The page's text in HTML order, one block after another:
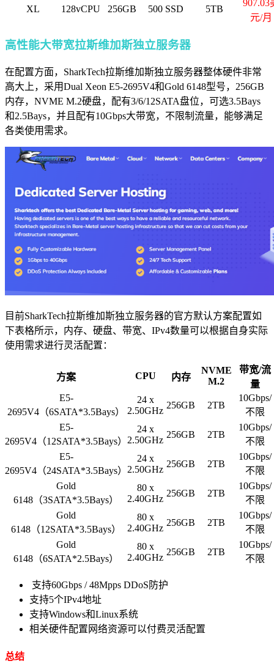
XL 128vCPU 256GB 500 SSD 5TB
907.03
元/月
高性能大带宽拉斯维加斯独立服务器
在配置方面，SharkTech拉斯维加斯独立服务器整体硬件非常
高大上，采用Dual Xeon E5-2695V4和Gold 6148型号，256GB
内存，NVME M.2硬盘，配有3/6/12SATA盘位，可选3.5Bays
和2.5Bays，并且配有10Gbps大带宽，不限制流量，能够满足
各类使用需求。
目前SharkTech拉斯维加斯独立服务器的官方默认方案配置如
下表格所示，内存、硬盘、带宽、IPv4数量可以根据自身实际
使用需求进行灵活配置：
方案 CPU 内存
NVME
M.2
带宽/流
量
E5-
2695V4（6SATA*3.5Bays）
24 x
2.50GHz
256GB 2TB
10Gbps/
不限
E5-
2695V4（12SATA*3.5Bays）
24 x
2.50GHz
256GB 2TB
10Gbps/
不限
E5-
2695V4（24SATA*3.5Bays）
24 x
2.50GHz
256GB 2TB
10Gbps/
不限
Gold
6148（3SATA*3.5Bays）
80 x
2.40GHz
256GB 2TB
10Gbps/
不限
Gold
6148（12SATA*3.5Bays）
80 x
2.40GHz
256GB 2TB
10Gbps/
不限
Gold
6148（6SATA*2.5Bays）
80 x
2.40GHz
256GB 2TB
10Gbps/
不限
支持60Gbps / 48Mpps DDoS防护
支持5个IPv4地址
支持Windows和Linux系统
相关硬件配置网络资源可以付费灵活配置
总结